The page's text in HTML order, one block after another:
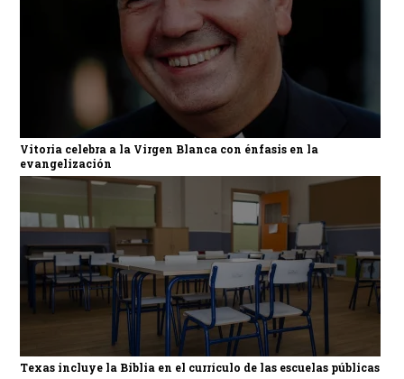
Vitoria celebra a la Virgen Blanca con énfasis en la
evangelización
Texas incluye la Biblia en el currículo de las escuelas públicas